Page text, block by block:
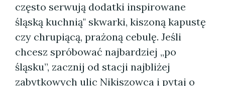
często serwują dodatki inspirowane
śląską kuchnią" skwarki, kiszoną kapustę
czy chrupiącą, prażoną cebulę. Jeśli
chcesz spróbować najbardziej „po
śląsku”, zacznij od stacji najbliżej
zabytkowych ulic Nikiszowca i pytaj o